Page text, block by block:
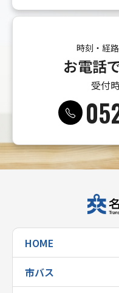
時刻・経
お電話
受付
HOME
市バス